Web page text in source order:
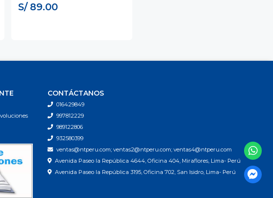
S/ 89.00
CONTÁCTANOS
016429849
997812229
989122806
932580399
ventas@ntperu.com; ventas2@ntperu.com; ventas4@ntperu.com
Avenida Paseo la República 4644, Oficina 404, Miraflores, Lima- Perú
Avenida Paseo la República 3195, Oficina 702, San Isidro, Lima- Perú